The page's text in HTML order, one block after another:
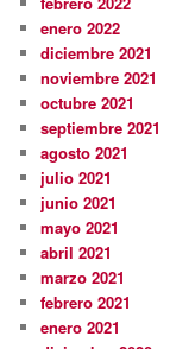
enero 2022
diciembre 2021
noviembre 2021
octubre 2021
septiembre 2021
agosto 2021
julio 2021
junio 2021
mayo 2021
abril 2021
marzo 2021
febrero 2021
enero 2021